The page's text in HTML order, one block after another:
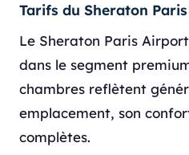
Tarifs du Sheraton
Le Sheraton Paris
dans le segment
chambres reflètent
emplacement, son
complètes.